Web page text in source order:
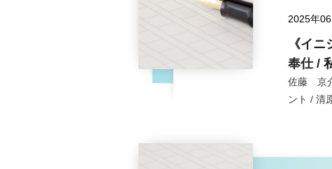
2025年
《イ
奉仕 /
佐藤 京
ント / 清